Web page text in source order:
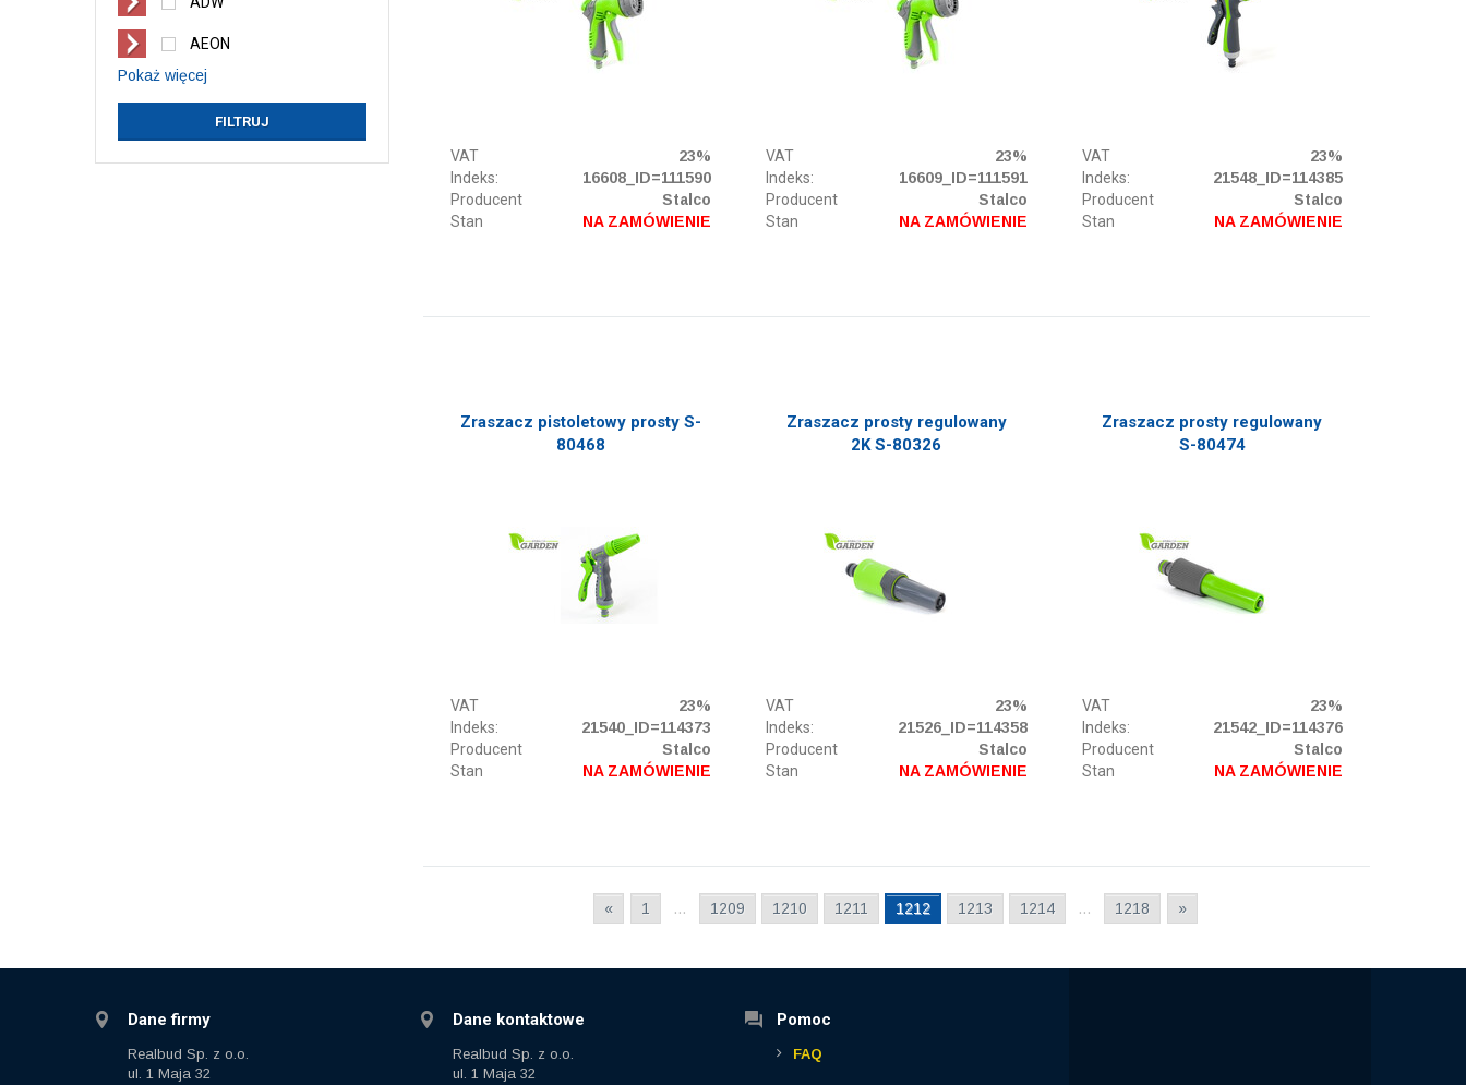
AEON
Pokaż więcej
VAT
23%
Indeks:
16608_ID=111590
Producent
Stalco
Stan
NA ZAMÓWIENIE
VAT
23%
Indeks:
16609_ID=111591
Producent
Stalco
Stan
NA ZAMÓWIENIE
VAT
23%
Indeks:
21548_ID=114385
Producent
Stalco
Stan
NA ZAMÓWIENIE
Zraszacz pistoletowy prosty S-
80468
VAT
23%
Indeks:
21540_ID=114373
Producent
Stalco
Stan
NA ZAMÓWIENIE
Zraszacz prosty regulowany
2K S-80326
VAT
23%
Indeks:
21526_ID=114358
Producent
Stalco
Stan
NA ZAMÓWIENIE
Zraszacz prosty regulowany
S-80474
VAT
23%
Indeks:
21542_ID=114376
Producent
Stalco
Stan
NA ZAMÓWIENIE
« 1 … 1209 1210 1211 1212 1213 1214 … 1218 »
Dane firmy
Realbud Sp. z o.o.
ul. 1 Maja 32
Dane kontaktowe
Realbud Sp. z o.o.
ul. 1 Maja 32
Pomoc
FAQ